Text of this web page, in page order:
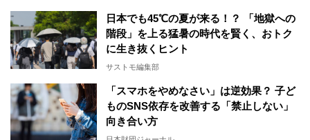
日本でも45℃の夏が来る！？ 「地獄への
階段」を上る猛暑の時代を賢く、おトク
に生き抜くヒント
サストモ編集部
「スマホをやめなさい」は逆効果？ 子ど
ものSNS依存を改善する「禁止しない」
向き合い方